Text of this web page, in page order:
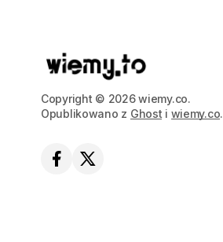
Copyright © 2026 wiemy.co.
Opublikowano z Ghosti wiemy.co.